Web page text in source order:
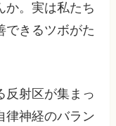
か。実は私たち
できるツボがた
反射区が集まっ
律神経のバラン